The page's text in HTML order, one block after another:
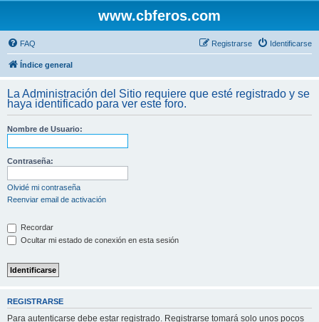
www.cbferos.com
FAQ Identificarse
Registrarse
Índice general
La Administración del Sitio requiere que esté registrado y se
haya identificado para ver este foro.
Nombre de Usuario:
Contraseña:
Olvidé mi contraseña
Reenviar email de activación
Recordar
Ocultar mi estado de conexión en esta sesión
REGISTRARSE
Para autenticarse debe estar registrado. Registrarse tomará solo unos pocos